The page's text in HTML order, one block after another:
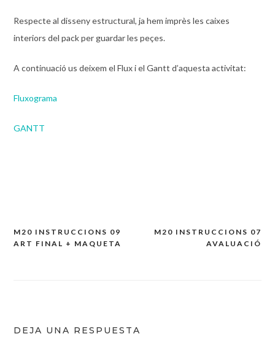
Respecte al disseny estructural, ja hem imprès les caixes
interiors del pack per guardar les peçes.
A continuació us deixem el Flux i el Gantt d’aquesta activitat:
Fluxograma
GANTT
Navegación
M20 INSTRUCCIONS 07
AVALUACIÓ
M20 INSTRUCCIONS 09
ART FINAL + MAQUETA
DEJA UNA RESPUESTA